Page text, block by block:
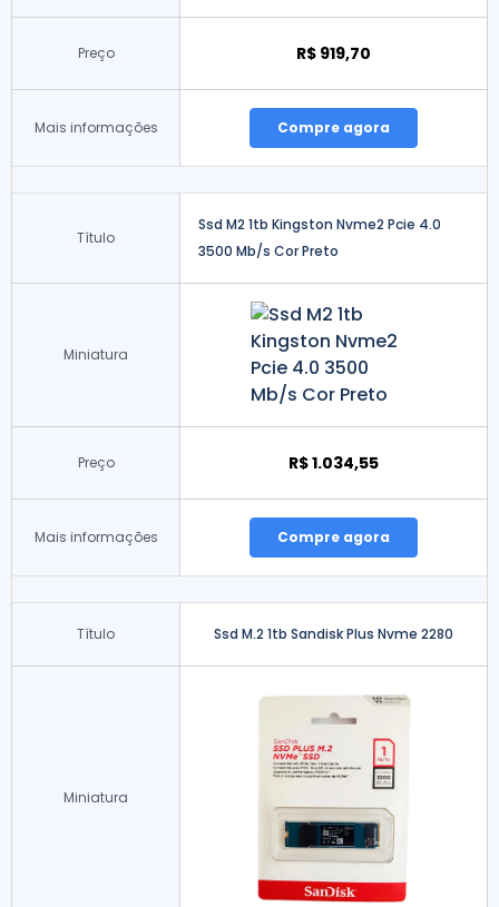
Preço R$ 919,70
Mais informações Compre agora
Título
Ssd M2 1tb Kingston Nvme2 Pcie 4.0
3500 Mb/s Cor Preto
Miniatura
Preço R$ 1.034,55
Mais informações Compre agora
Título Ssd M.2 1tb Sandisk Plus Nvme 2280
Miniatura